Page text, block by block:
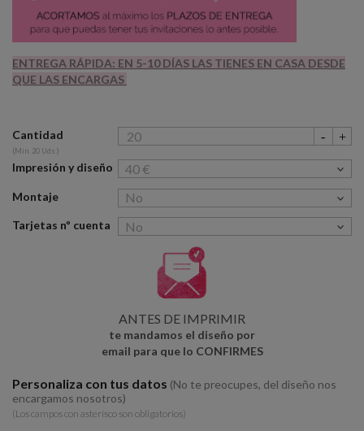
ENTREGA RÁPIDA: EN 5-10 DÍAS LAS TIENES EN CASA DESDE
QUE LAS ENCARGAS
Cantidad
(Min. 20 Uds.)
Impresión y diseño
Montaje
Tarjetas nº cuenta
ANTES DE IMPRIMIR
te mandamos el diseño por
email para que lo CONFIRMES
Personaliza con tus datos (No te preocupes, del diseño nos
encargamos nosotros)
(Los campos con asterísco son obligatorios)